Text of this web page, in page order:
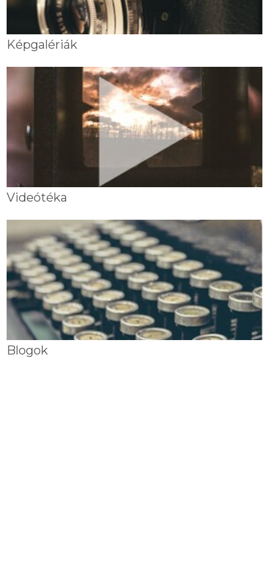
Képgalériák
Videótéka
Blogok